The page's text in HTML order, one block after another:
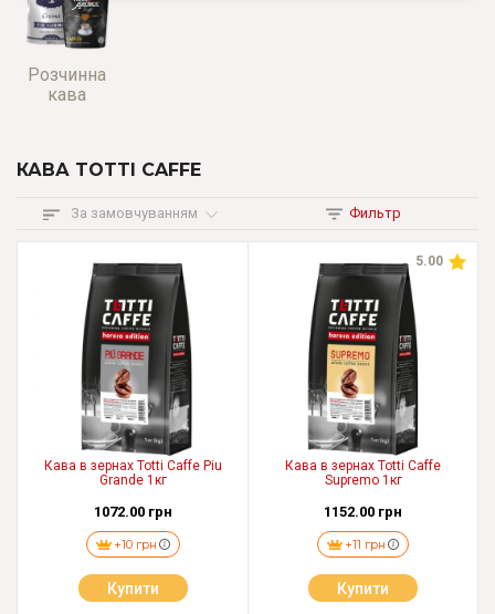
Розчинна
кава
КАВА TOTTI CAFFE
За замовчуванням Фильтр
Кава в зернах Totti Caffe Piu
Grande 1кг
1072.00 грн
+10 грн
Купити
5.00
Кава в зернах Totti Caffe
Supremo 1кг
1152.00 грн
+11 грн
Купити